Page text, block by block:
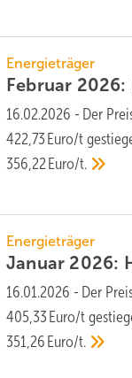
Energieträger
Februar
16.02.2026 - Der
422,73 Euro/t
356,22 Euro/t.
Energieträger
Januar 2026:
16.01.2026 - Der
405,33 Euro/t
351,26 Euro/t.